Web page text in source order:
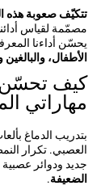
تتكيّف صعوبة هذه
مصمّمة لقياس
يحسّن أداءنا
الأطفال،
كيف تحسّن
مهاراتي
بتدريب الدماغ
العصبي. تكرار
جديد ودوائر
الضعيفة.